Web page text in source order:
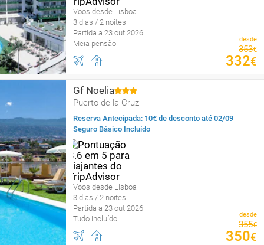
Voos desde Lisboa
3 dias / 2 noites
Partida a 23 out 2026
Meia pensão
desde
353€
332€
Gf Noelia
Puerto de la Cruz
Reserva Antecipada: 10€ de desconto até 02/09
Seguro Básico Incluído
Voos desde Lisboa
3 dias / 2 noites
Partida a 23 out 2026
Tudo incluído
desde
355€
350€